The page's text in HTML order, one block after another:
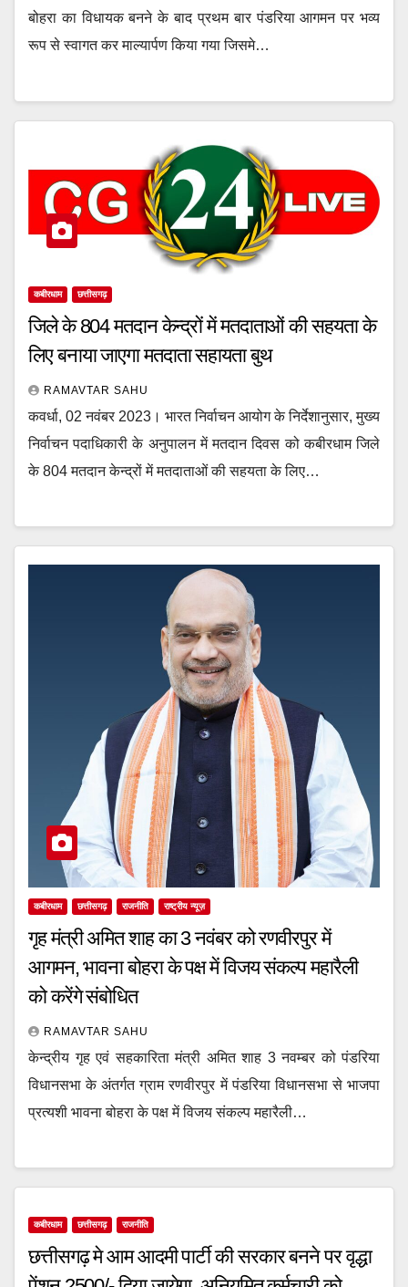
बोहरा का विधायक बनने के बाद प्रथम बार पंडरिया आगमन पर भव्य
रूप से स्वागत कर माल्यार्पण किया गया जिसमे…
कबीरधाम छत्तीसगढ़
जिले के 804 मतदान केन्द्रों में मतदाताओं की सहयता के
लिए बनाया जाएगा मतदाता सहायता बुथ
RAMAVTAR SAHU
कवर्धा, 02 नवंबर 2023। भारत निर्वाचन आयोग के निर्देशानुसार, मुख्य
निर्वाचन पदाधिकारी के अनुपालन में मतदान दिवस को कबीरधाम जिले
के 804 मतदान केन्द्रों में मतदाताओं की सहयता के लिए…
कबीरधाम छत्तीसगढ़ राजनीति राष्ट्रीय न्यूज़
गृह मंत्री अमित शाह का 3 नवंबर को रणवीरपुर में
आगमन, भावना बोहरा के पक्ष में विजय संकल्प महारैली
को करेंगे संबोधित
RAMAVTAR SAHU
केन्द्रीय गृह एवं सहकारिता मंत्री अमित शाह 3 नवम्बर को पंडरिया
विधानसभा के अंतर्गत ग्राम रणवीरपुर में पंडरिया विधानसभा से भाजपा
प्रत्यशी भावना बोहरा के पक्ष में विजय संकल्प महारैली…
कबीरधाम छत्तीसगढ़ राजनीति
छत्तीसगढ़ मे आम आदमी पार्टी की सरकार बनने पर वृद्धा